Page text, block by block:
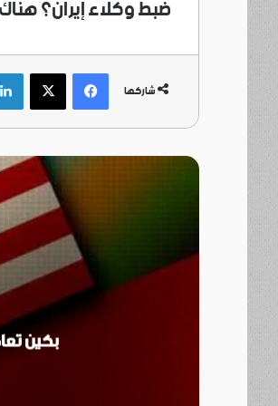
ضبط وكلاء إيران؟
شاركها فيسبوك
‫X
بكين